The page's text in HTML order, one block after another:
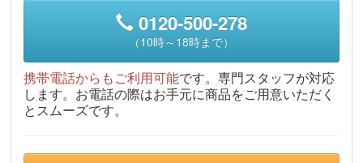
0120-500-278
（10時～18時まで）
携帯電話からもご利用可能です。専門スタッフが対応
します。お電話の際はお手元に商品をご用意いただく
とスムーズです。